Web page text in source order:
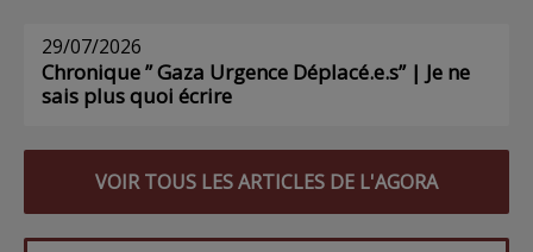
29/07/2026
Chronique ” Gaza Urgence Déplacé.e.s” | Je ne
sais plus quoi écrire
VOIR TOUS LES ARTICLES DE L'AGORA